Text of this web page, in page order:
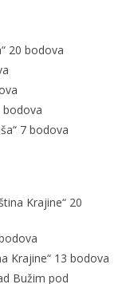
20 bodova
bodova
7 bodova
Krajine“ 20
Krajine“ 13 bodova
Bužim pod